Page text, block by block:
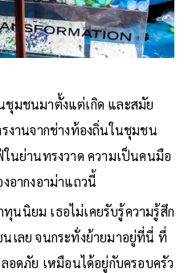
ชุมชนมาตั้งแต่เกิด และสมัย
งานจากช่างท้องถิ่นในชุมชน
นย่านทรงวาด ความเป็นคนมือ
อากงอาม่าแถวนี้
นิยม เธอไม่เคยรับรู้ความรู้สึก
เลย จนกระทั่งย้ายมาอยู่ที่นี่ ที่
อดภัย เหมือนได้อยู่กับครอบครัว